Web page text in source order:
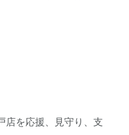
店を応援、見守り、支